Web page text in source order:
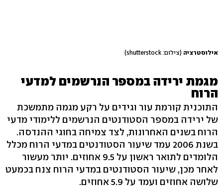
אילוסטרציה (צילום: shutterstock)
מגמת ירידה במספר הנרשמים למדעי
הרוח
התוכנית קורמת עור וגידים על רקע מגמה מתמשכת
של ירידה במספר הסטודנטים הנרשמים ללימודי מדעי
הרוח בשנים האחרונות, לצד צמיחה בחוגי ההנדסה.
בשנת 2006 עמד שיעור הסטודנטים במדעי הרוח מכלל
הלומדים לתואר ראשון על 9.5 אחוזים. יותר מעשור
לאחר מכן, שיעור הסטודנטים במדעי הרוח צנח בכמעט
שלושה אחוזים ועמד על 5.9 אחוזים.